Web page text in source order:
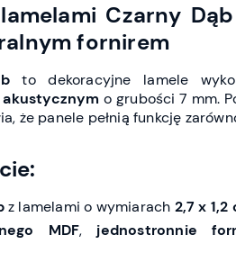
Czarny
fornirem
to dekoracyjne lamele
o grubości 7 mm.
że panele pełnią funkcję
z lamelami o wymiarach 2,7 x 1,2
MDF, jednostronnie